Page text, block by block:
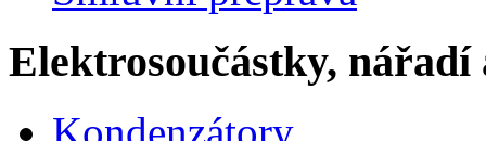
Elektrosoučástky, nářadí
Kondenzátory